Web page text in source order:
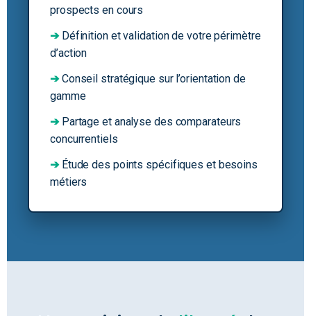
prospects en cours
➔Définition et validation de votre périmètre
d’action
➔Conseil stratégique sur l’orientation de
gamme
➔Partage et analyse des comparateurs
concurrentiels
➔Étude des points spécifiques et besoins
métiers